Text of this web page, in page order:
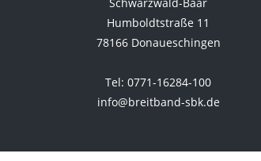
Humboldtstraße 11
78166 Donaueschingen
Tel: 0771-16284-100
info@breitband-sbk.de